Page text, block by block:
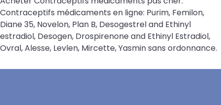
Contraceptifs médicaments en ligne: Purim, Femilon,
Diane 35, Novelon, Plan B, Desogestrel and Ethinyl
estradiol, Desogen, Drospirenone and Ethinyl Estradiol,
Ovral, Alesse, Levlen, Mircette, Yasmin sans ordonnance.